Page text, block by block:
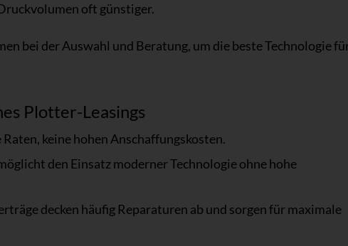
oft günstiger.
bei der Auswahl und Beratung, um die beste Technologie
Plotter-Leasings
keine hohen Anschaffungskosten.
den Einsatz moderner Technologie ohne hohe
decken häufig Reparaturen ab und sorgen für maximale